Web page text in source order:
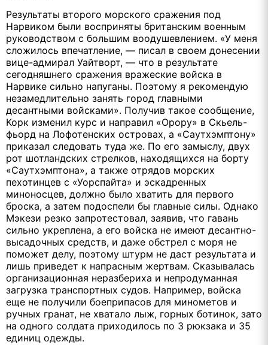
Результаты второго морского сражения под
Нарвиком были восприняты британским военным
руководством с большим воодушевлением. «У меня
сложилось впечатление, — писал в своем донесении
вице-адмирал Уайтворт, — что в результате
сегодняшнего сражения вражеские войска в
Нарвике сильно напуганы. Поэтому я рекомендую
незамедлительно занять город главными
десантными войсками». Получив такое сообщение,
Корк изменил курс и направил «Орору» в Скьель-
фьорд на Лофотенских островах, а «Саутхэмптону»
приказал следовать туда же. По его замыслу, двух
рот шотландских стрелков, находящихся на борту
«Саутхэмптона», а также отрядов морских
пехотинцев с «Уорспайта» и эскадренных
миноносцев, должно было хватить для первого
броска, а затем подоспели бы главные силы. Однако
Мэкези резко запротестовал, заявив, что гавань
сильно укреплена, а его войска не имеют десантно-
высадочных средств, и даже обстрел с моря не
поможет делу, поэтому штурм не даст результата и
лишь приведет к напрасным жертвам. Сказывалась
организационная неразбериха и непродуманная
загрузка транспортных судов. Например, войска
еще не получили боеприпасов для минометов и
ручных гранат, не хватало лыж, горных ботинок, зато
на одного солдата приходилось по 3 рюкзака и 35
единиц одежды.